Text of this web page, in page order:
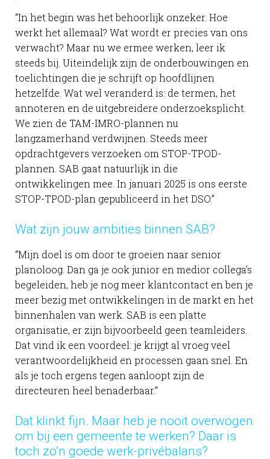
“In het begin was het behoorlijk onzeker. Hoe
werkt het allemaal? Wat wordt er precies van ons
verwacht? Maar nu we ermee werken, leer ik
steeds bij. Uiteindelijk zijn de onderbouwingen en
toelichtingen die je schrijft op hoofdlijnen
hetzelfde. Wat wel veranderd is: de termen, het
annoteren en de uitgebreidere onderzoeksplicht.
We zien de TAM-IMRO-plannen nu
langzamerhand verdwijnen. Steeds meer
opdrachtgevers verzoeken om STOP-TPOD-
plannen. SAB gaat natuurlijk in die
ontwikkelingen mee. In januari 2025 is ons eerste
STOP-TPOD-plan gepubliceerd in het DSO.”
Wat zijn jouw ambities binnen SAB?
“Mijn doel is om door te groeien naar senior
planoloog. Dan ga je ook junior en medior collega’s
begeleiden, heb je nog meer klantcontact en ben je
meer bezig met ontwikkelingen in de markt en het
binnenhalen van werk. SAB is een platte
organisatie, er zijn bijvoorbeeld geen teamleiders.
Dat vind ik een voordeel: je krijgt al vroeg veel
verantwoordelijkheid en processen gaan snel. En
als je toch ergens tegen aanloopt zijn de
directeuren heel benaderbaar.”
Dat klinkt fijn. Maar heb je nooit overwogen
om bij een gemeente te werken? Daar is
toch zo’n goede werk-privébalans?